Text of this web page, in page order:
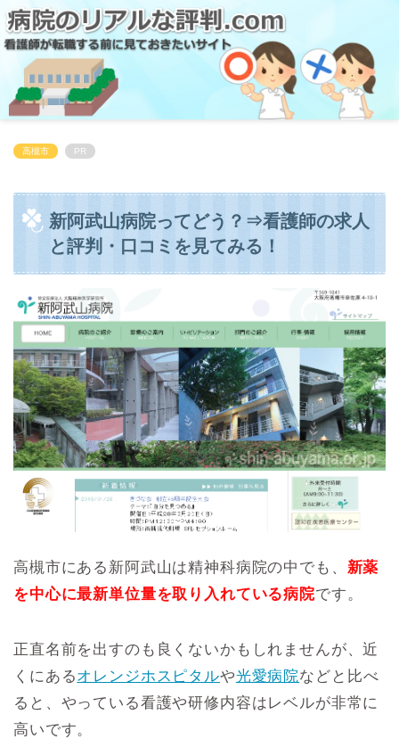
高槻市 PR
新阿武山病院ってどう？⇒看護師の求人
と評判・口コミを見てみる！
高槻市にある新阿武山は精神科病院の中でも、 新薬
を中心に最新単位量を取り入れている病院です。
正直名前を出すのも良くないかもしれませんが、近
くにあるオレンジホスピタルや光愛病院などと比べ
ると、やっている看護や研修内容はレベルが非常に
高いです。